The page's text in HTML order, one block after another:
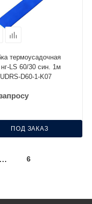
термоусадочная
LS 60/30 син. 1м
UDRS-D60-1-K07
ПОД ЗАКАЗ
6